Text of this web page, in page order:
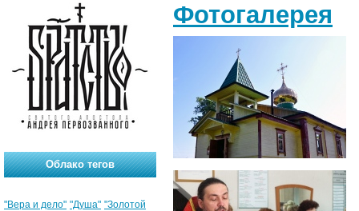
Фотогалерея
Облако тегов
"Вера и дело" "Душа" "Золотой